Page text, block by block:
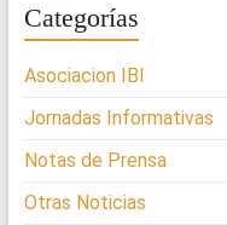
Categorías
Asociacion IBI
Jornadas Informativas
Notas de Prensa
Otras Noticias